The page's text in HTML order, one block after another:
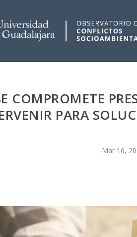
COMPROMETE
PARA
Mar 16,